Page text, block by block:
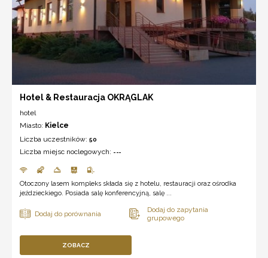
Hotel & Restauracja OKRĄGLAK
hotel
Miasto: Kielce
Liczba uczestników: 50
Liczba miejsc noclegowych: ---
Otoczony lasem kompleks składa się z hotelu, restauracji oraz ośrodka
jeździeckiego. Posiada salę konferencyjną, salę ...
ZOBACZ